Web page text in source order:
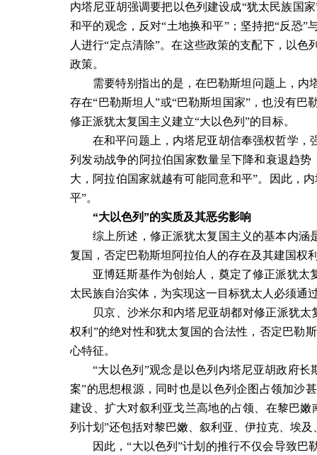
内塔尼亚胡强调要把以色列建设成“犹太民族国
和平的观念，反对“土地换和平”；坚持把“反恐
人进行“定点清除”。在这些政策的支配下，以
政策。
需要特别指出的是，在巴勒斯坦问题上，内
存在“巴勒斯坦人”或“巴勒斯坦国家”，也没有
修正派犹太复国主义建立“大以色列”的目标。
在和平问题上，内塔尼亚胡信奉强权哲学，
列发动战争的阿拉伯国家数量呈下降和衰退趋
大，阿拉伯国家就越有可能同意和平”。因此，
平”。
“大以色列”的实质及其恶劣影响
综上所述，修正派犹太复国主义的基本内涵
复国，否定巴勒斯坦阿拉伯人的存在及其建国权
亚博廷斯基作为创始人，奠定了修正派犹太
太民族自治实体，为实现这一目标犹太人必须通
贝京、沙米尔和内塔尼亚胡都对修正派犹
权利”的绝对性和犹太复国的合法性，否定巴勒
心特征。
“大以色列”观念是以色列内塔尼亚胡政府
案”的思想根源，同时也是以色列企图占领加沙
建设、扩大对叙利亚戈兰高地的占领、在黎巴
列计划”还包括对黎巴嫩、叙利亚、伊拉克、埃
因此，“大以色列”计划的推行不仅会导致